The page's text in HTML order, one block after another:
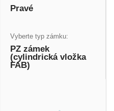
Pravé
Vyberte typ zámku:
PZ zámek
(cylindrická vložka
FAB)